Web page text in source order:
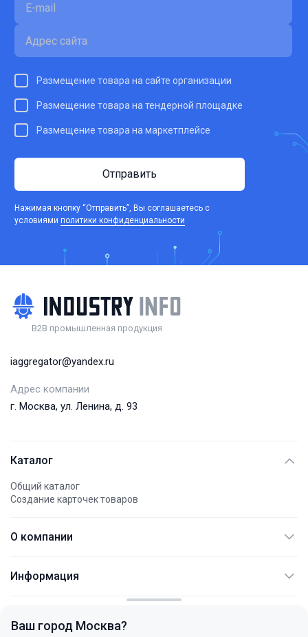
Размещение товара на сайте организации
Размещение товара на тендерной площадке
Размещение товара на маркетплейсе
Отправить
Нажимая кнопку “Отправить”, Вы соглашаетесь c
условиями политики конфиденциальности
B2B промышленная продукция
iaggregator@yandex.ru
Адрес компании
г. Москва, ул. Ленина, д. 93
Каталог
Общий каталог
Создание карточек товаров
О компании
Международные платежи
Информация
Не являет публичной офертой
Услуги
+7 (495) 744 77 54
Ваш город Москва?